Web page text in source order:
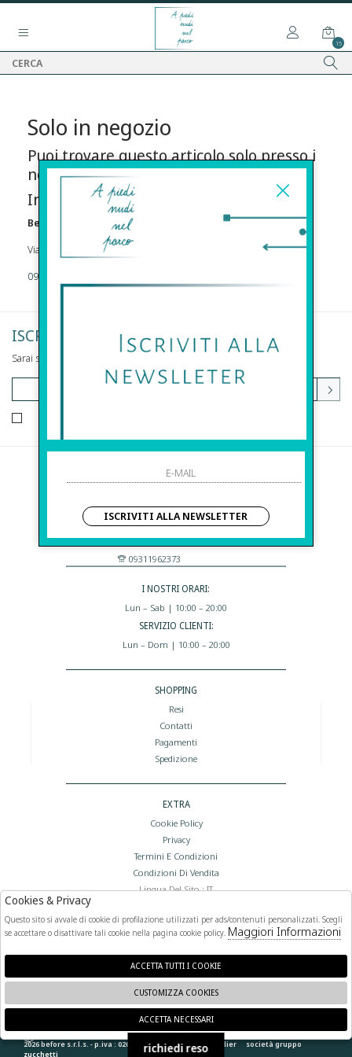
15
Solo in negozio
Puoi trovare questo articolo solo presso i
nostri punti vendita:
Info contatti
Before s.r.l.s.
Via Della Maestranza , 23 96100 Siracusa
09311962373
ISCRIVITI ALLA NEWSLETTER
Sarai sempre aggiornato su offerte e promozioni.
Before S.r.l.s.
Via Della Maestranza , 23
96100 Siracusa - Italia
Eshop@apiedinudinelparcoboutique.com
09311962373
I NOSTRI ORARI:
Lun – Sab | 10:00 – 20:00
SERVIZIO CLIENTI:
Lun – Dom | 10:00 – 20:00
SHOPPING
Resi
Contatti
Pagamenti
Spedizione
EXTRA
Cookie Policy
Privacy
Termini E Condizioni
Condizioni Di Vendita
Lingua Del Sito : IT
FOLLOW US
2026 before s.r.l.s. - p.iva : 02066400892 powered by atelier società gruppo
zucchetti
🍪
ISCRIVITI ALLA NEWSLETTER
richiedi reso
Cookies & Privacy
Questo sito si avvale di cookie di profilazione utilizzati per ads/contenuti personalizzati. Scegli
se accettare o disattivare tali cookie nella pagina cookie policy. Maggiori Informazioni
ACCETTA TUTTI I COOKIE
CUSTOMIZZA COOKIES
ACCETTA NECESSARI